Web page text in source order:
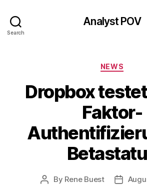
Search
Analyst POV
NEWS
Dropbox
Faktor-
Post
By Rene Buest
Post